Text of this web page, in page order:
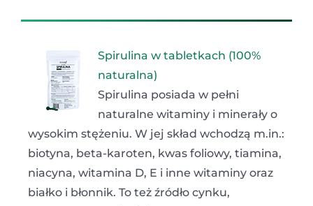
Spirulina w tabletkach (100%
naturalna)
Spirulina posiada w pełni
naturalne witaminy i minerały o
wysokim stężeniu. W jej skład wchodzą m.in.:
biotyna, beta-karoten, kwas foliowy, tiamina,
niacyna, witamina D, E i inne witaminy oraz
białko i błonnik. To też źródło cynku,